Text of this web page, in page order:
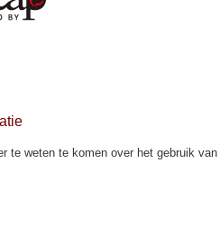
te weten te komen over het gebruik